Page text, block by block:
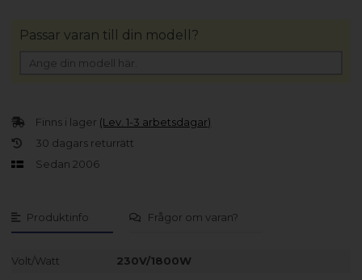
Produktinfo Frågor om varan?
Volt/Watt 230V/1800W
Finns i lager (Lev. 1-3 arbetsdagar)
30 dagars returrätt
Sedan 2006
Passar varan till din modell?